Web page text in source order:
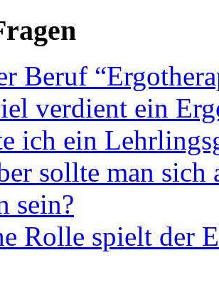
Beruf
verdient ein
ich ein
sollte man sich
sein?
Rolle spielt der